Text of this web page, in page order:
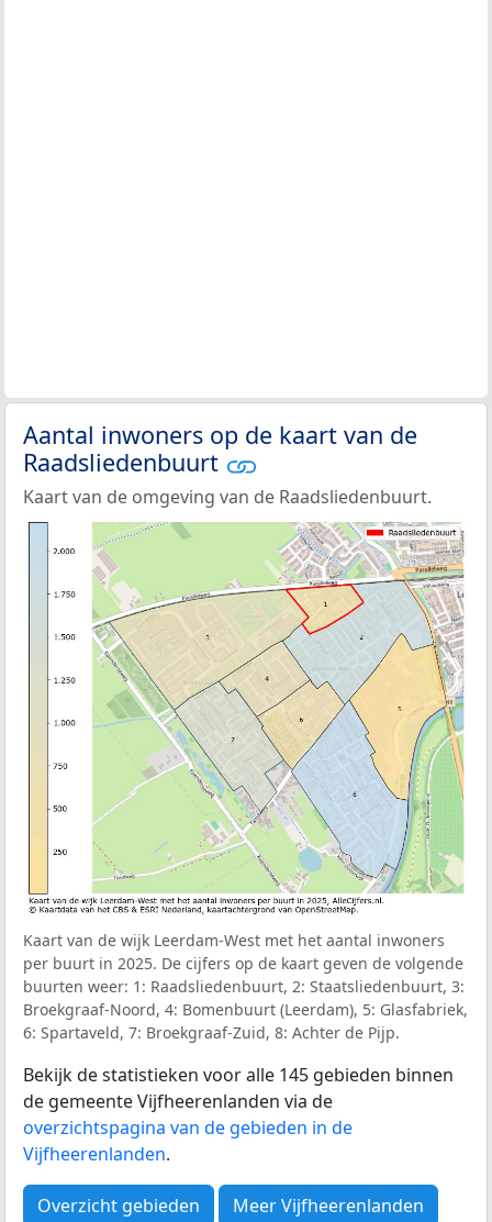
Aantal inwoners op de kaart van de
Raadsliedenbuurt
Kaart van de omgeving van de Raadsliedenbuurt.
Kaart van de wijk Leerdam-West met het aantal inwoners
per buurt in 2025. De cijfers op de kaart geven de volgende
buurten weer: 1: Raadsliedenbuurt, 2: Staatsliedenbuurt, 3:
Broekgraaf-Noord, 4: Bomenbuurt (Leerdam), 5: Glasfabriek,
6: Spartaveld, 7: Broekgraaf-Zuid, 8: Achter de Pijp.
Bekijk de statistieken voor alle 145 gebieden binnen
de gemeente Vijfheerenlanden via de
overzichtspagina van de gebieden in de
Vijfheerenlanden.
Overzicht gebieden Meer Vijfheerenlanden